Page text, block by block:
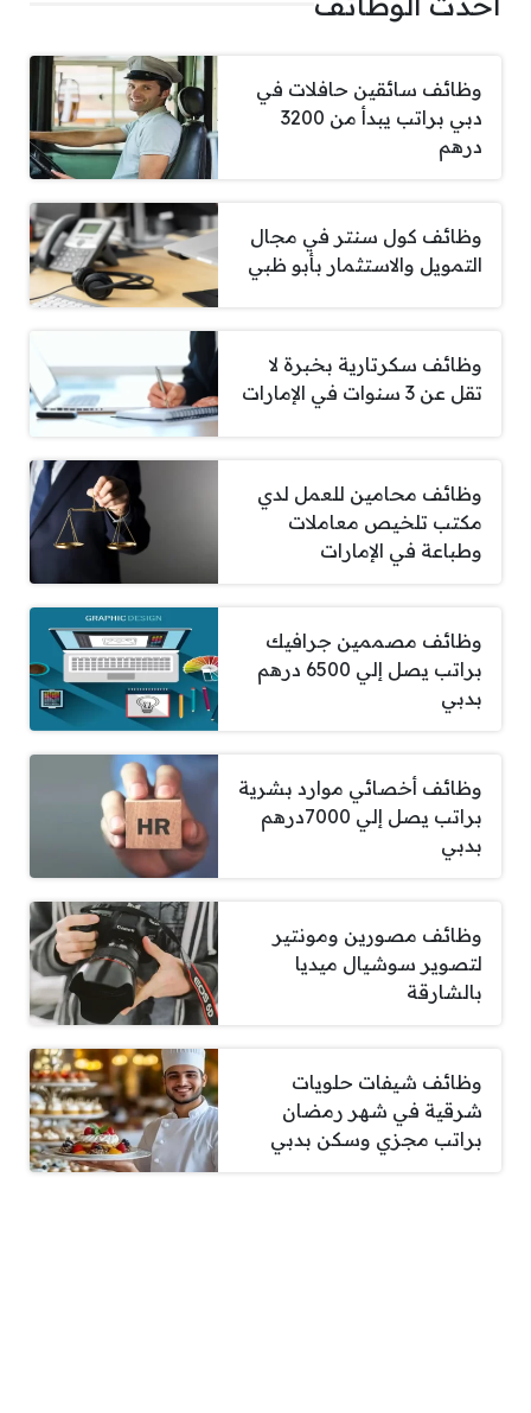
وظائف سائقين حافلات في
دبي براتب يبدأ من 3200
درهم
وظائف كول سنتر في مجال
التمويل والاستثمار بأبو ظبي
وظائف سكرتارية بخبرة لا
تقل عن 3 سنوات في الإمارات
وظائف محامين للعمل لدي
مكتب تلخيص معاملات
وطباعة في الإمارات
وظائف مصممين جرافيك
براتب يصل إلي 6500 درهم
بدبي
وظائف أخصائي موارد بشرية
براتب يصل إلي 7000درهم
بدبي
وظائف مصورين ومونتير
لتصوير سوشيال ميديا
بالشارقة
وظائف شيفات حلويات
شرقية في شهر رمضان
براتب مجزي وسكن بدبي